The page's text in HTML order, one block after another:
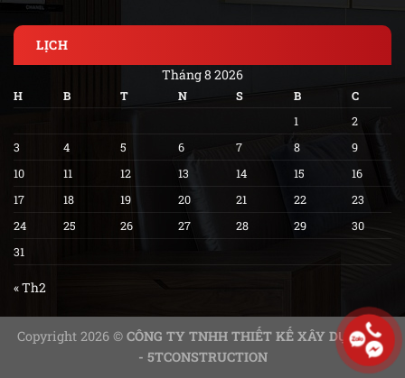
LỊCH
Tháng 8 2026
H B T N S B
C
1
2
3
4 5 6 7 8
9
10
11 12 13 14 15
16
17
18 19 20 21 22
23
24
25 26 27 28 29
30
31
« Th2
Copyright 2026 © CÔNG TY TNHH THIẾT KẾ XÂY DỰNG 5T
- 5TCONSTRUCTION